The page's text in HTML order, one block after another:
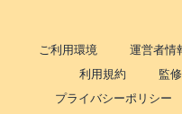
ご利用環境 運営者情
利用規約
監
プライバシーポリシー